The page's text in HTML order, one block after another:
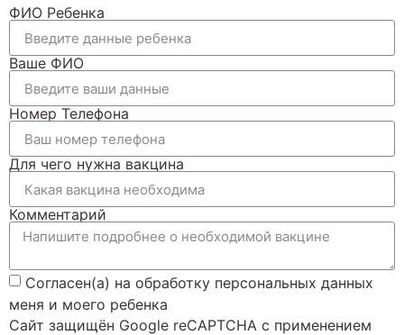
ФИО Ребенка
Ваше ФИО
Номер Телефона
Для чего нужна вакцина
Комментарий
Согласен(а) на обработку персональных данных
меня и моего ребенка
Сайт защищён Google reCAPTCHA с применением